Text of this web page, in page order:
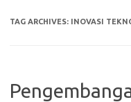
TAG ARCHIVES: INOVASI